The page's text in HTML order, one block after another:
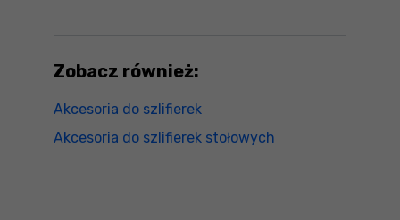
Zobacz również:
Akcesoria do szlifierek
Akcesoria do szlifierek stołowych